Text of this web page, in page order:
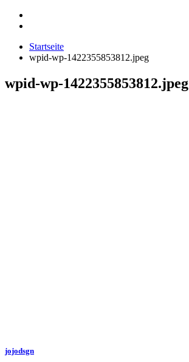
Startseite
wpid-wp-1422355853812.jpeg
wpid-wp-1422355853812.jpeg
jojodsgn